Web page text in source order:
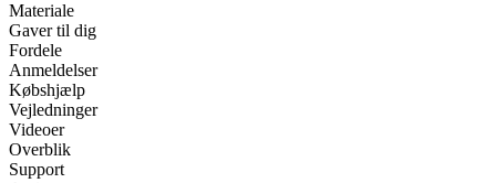
Materiale
Gaver til dig
Fordele
Anmeldelser
Købshjælp
Vejledninger
Videoer
Overblik
Support